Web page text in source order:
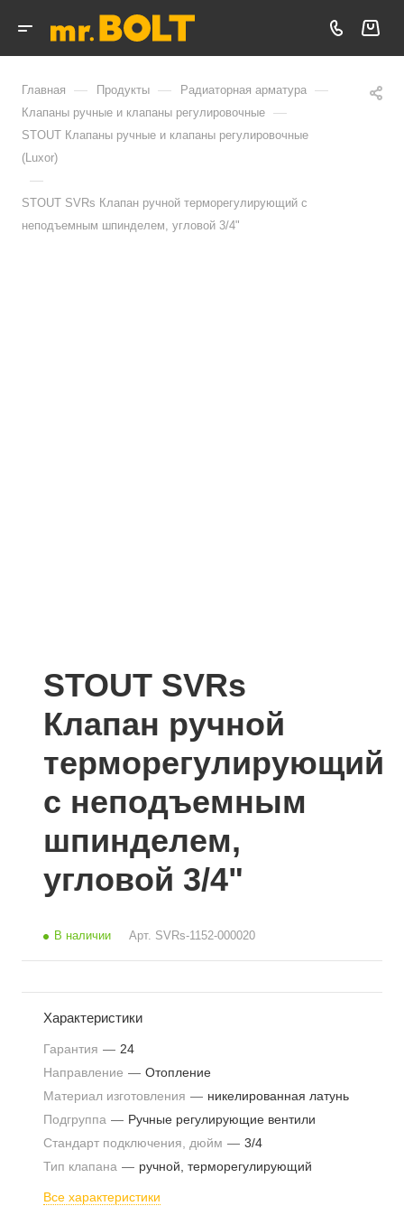
Главная — Продукты — Радиаторная арматура —
Клапаны ручные и клапаны регулировочные —
STOUT Клапаны ручные и клапаны регулировочные
(Luxor)
—
STOUT SVRs Клапан ручной терморегулирующий с
неподъемным шпинделем, угловой 3/4"
STOUT SVRs
Клапан ручной
терморегулирующий
с неподъемным
шпинделем,
угловой 3/4"
В наличии Арт. SVRs-1152-000020
Характеристики
Гарантия — 24
Направление — Отопление
Материал изготовления — никелированная латунь
Подгруппа — Ручные регулирующие вентили
Стандарт подключения, дюйм — 3/4
Тип клапана — ручной, терморегулирующий
Все характеристики